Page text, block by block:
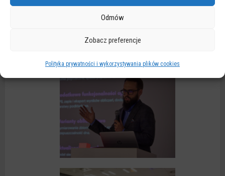
Odmów
Zobacz preferencje
Polityka prywatności i wykorzystywania plików cookies